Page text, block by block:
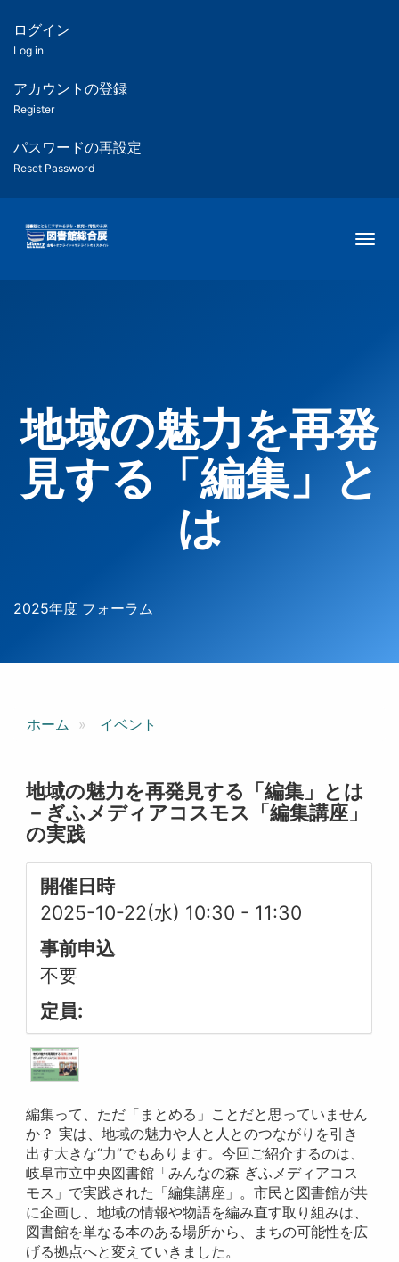
ツ
匿
名
ユ
ー
ー
用
メ
ログイン
Log in
アカウントの登録
Register
パスワードの再設定
Reset Password
地域の魅力を再発
見する「編集」と
は
2025年度 フォーラム
ホーム イベント
地域の魅力を再発見する「編集」とは
－ぎふメディアコスモス「編集講座」
の実践
開催日時
2025-10-22(水) 10:30 - 11:30
事前申込
不要
定員:
編集って、ただ「まとめる」ことだと思っていません
か？ 実は、地域の魅力や人と人とのつながりを引き
出す大きな“力”でもあります。今回ご紹介するのは、
岐阜市立中央図書館「みんなの森 ぎふメディアコス
モス」で実践された「編集講座」。市民と図書館が共
に企画し、地域の情報や物語を編み直す取り組みは、
図書館を単なる本のある場所から、まちの可能性を広
げる拠点へと変えていきました。